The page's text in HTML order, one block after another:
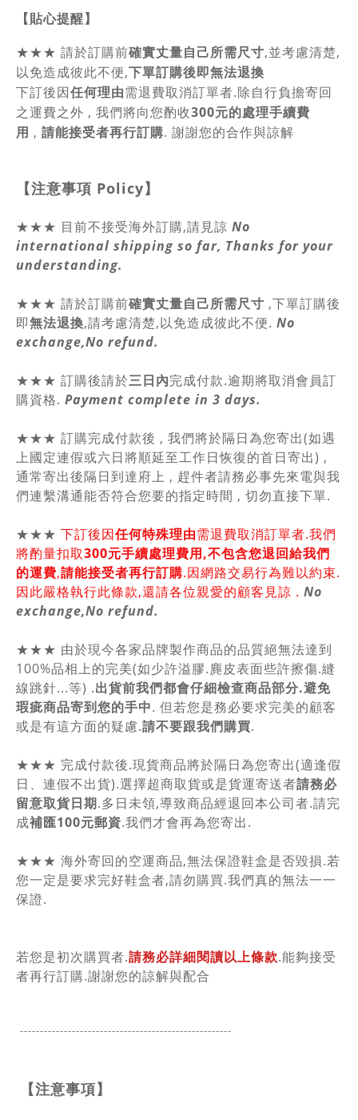
【貼心提醒】
★★★ 請於訂購前確實丈量自己所需尺寸,並考慮清楚,
以免造成彼此不便,下單訂購後即無法退換
下訂後因任何理由需退費取消訂單者.除自行負擔寄回
之運費之外 , 我們將向您酌收300元的處理手續費
用 , 請能接受者再行訂購. 謝謝您的合作與諒解
【注意事項 Policy】
★★★ 目前不接受海外訂購,請見諒 No
international shipping so far, Thanks for your
understanding.
★★★ 請於訂購前確實丈量自己所需尺寸 ,下單訂購後
即無法退換,請考慮清楚,以免造成彼此不便. No
exchange,No refund.
★★★ 訂購後請於三日內完成付款.逾期將取消會員訂
購資格. Payment complete in 3 days.
★★★ 訂購完成付款後 , 我們將於隔日為您寄出(如遇
上國定連假或六日將順延至工作日恢復的首日寄出) ,
通常寄出後隔日到達府上 , 趕件者請務必事先來電與我
們連繫溝通能否符合您要的指定時間 , 切勿直接下單.
★★★ 下訂後因任何特殊理由需退費取消訂單者.我們
將酌量扣取300元手續處理費用,不包含您退回給我們
的運費,請能接受者再行訂購.因網路交易行為難以約束.
因此嚴格執行此條款,還請各位親愛的顧客見諒 . No
exchange,No refund.
★★★ 由於現今各家品牌製作商品的品質絕無法達到
100%品相上的完美(如少許溢膠.麂皮表面些許擦傷.縫
線跳針...等) .出貨前我們都會仔細檢查商品部分.避免
瑕疵商品寄到您的手中. 但若您是務必要求完美的顧客
或是有這方面的疑慮.請不要跟我們購買.
★★★ 完成付款後.現貨商品將於隔日為您寄出(適逢假
日、連假不出貨).選擇超商取貨或是貨運寄送者請務必
留意取貨日期.多日未領,導致商品經退回本公司者.請完
成補匯100元郵資.我們才會再為您寄出.
★★★ 海外寄回的空運商品,無法保證鞋盒是否毀損.若
您一定是要求完好鞋盒者,請勿購買.我們真的無法一一
保證.
若您是初次購買者.請務必詳細閱讀以上條款.能夠接受
者再行訂購.謝謝您的諒解與配合
-----------------------------------------------------
【注意事項】